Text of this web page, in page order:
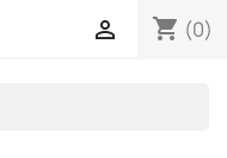
shopping_cart (0)
